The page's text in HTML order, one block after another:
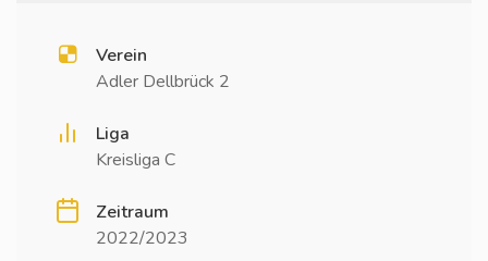
Verein
Adler Dellbrück 2
Liga
Kreisliga C
Zeitraum
2022/2023